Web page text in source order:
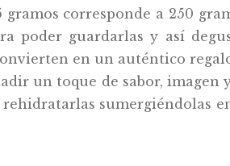
corresponde a 250
poder guardarlas y así
en un auténtico
un toque de sabor, imagen
sumergiéndolas